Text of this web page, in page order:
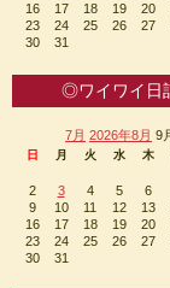
16
17 18 19 20
23
24 25 26 27
30
31
◎ワイワイ日
7月 2026年8月 9
日 月 火 水 木
2
3 4 5 6
9
10 11 12 13
16
17 18 19 20
23
24 25 26 27
30
31